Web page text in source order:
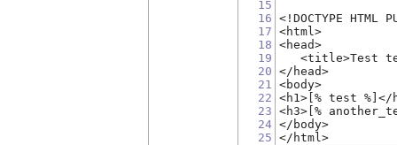
15
16
17
18
19
20
21
22
23
24
25
<!DOCTYPE
<html>
<head>
<title>Test
</head>
<body>
<h1>[% test %]</
<h3>[%
</body>
</html>